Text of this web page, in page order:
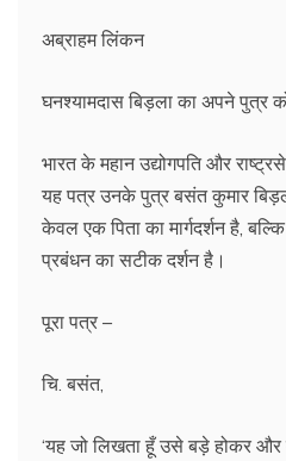
अब्राहम लिंकन
घनश्यामदास बिड़ला का अपने पुत्र
भारत के महान उद्योगपति और
यह पत्र उनके पुत्र बसंत कुमार
केवल एक पिता का मार्गदर्शन है,
प्रबंधन का सटीक दर्शन है।
पूरा पत्र –
चि. बसंत,
‘यह जो लिखता हूँ उसे बड़े होकर और